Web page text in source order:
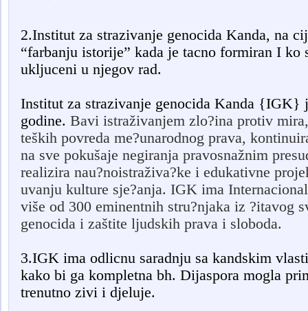
2.Institut za strazivanje genocida Kanda, na
“farbanju istorije” kada je tacno formiran I
ukljuceni u njegov rad.
Institut za strazivanje genocida Kanda {IGK}
godine. Bavi istraživanjem zlo?ina protiv
teških povreda me?unarodnog prava,
na sve pokušaje negiranja pravosnažnim
realizira nau?noistraživa?ke i edukativne
uvanju kulture sje?anja. IGK ima
više od 300 eminentnih stru?njaka iz ?itavog
genocida i zaštite ljudskih prava i sloboda.
3.IGK ima odlicnu saradnju sa kandskim
kako bi ga kompletna bh. Dijaspora mogla
trenutno zivi i djeluje.